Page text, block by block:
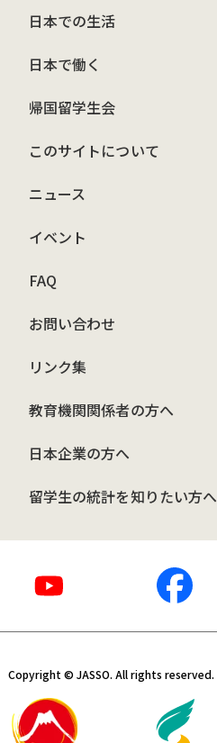
日本での生活
日本で働く
帰国留学生会
このサイトについて
ニュース
イベント
FAQ
お問い合わせ
リンク集
教育機関関係者の方へ
日本企業の方へ
留学生の統計を知りたい方へ
Copyright © JASSO. All rights reserved.